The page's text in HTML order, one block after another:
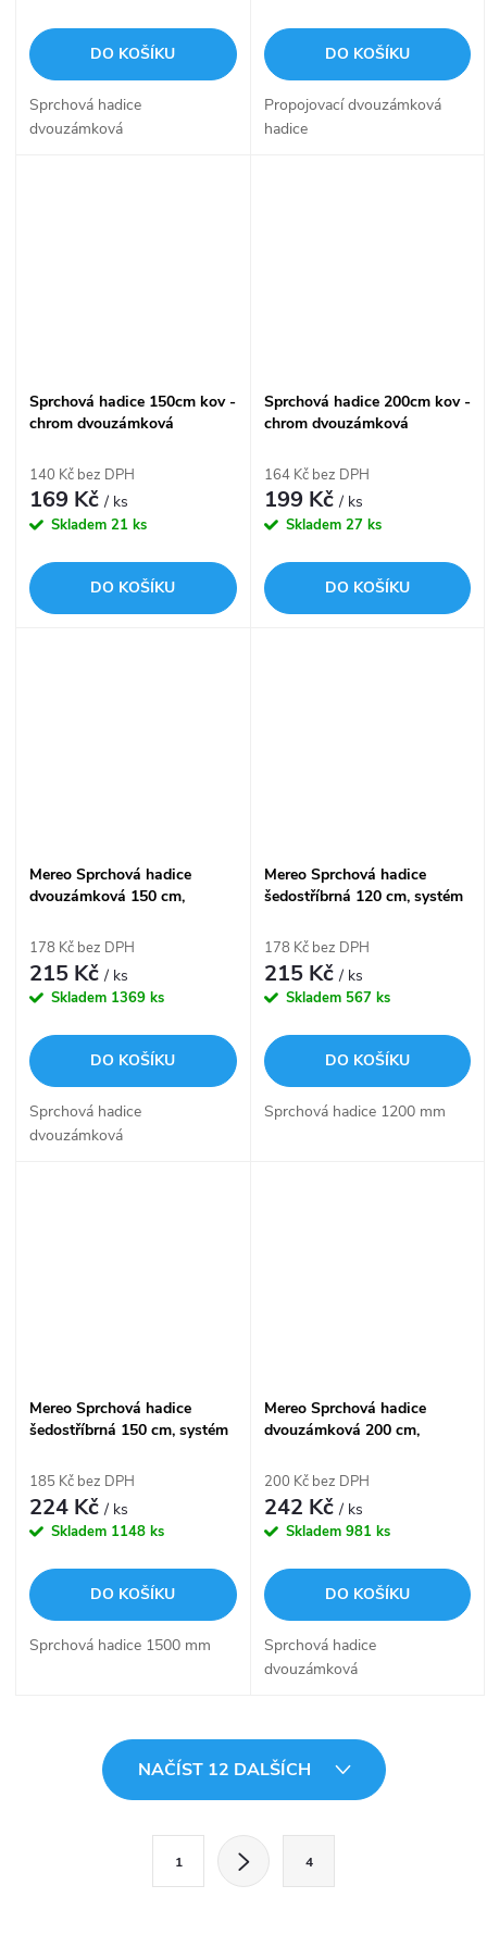
DO KOŠÍKU
Sprchová hadice
dvouzámková
DO KOŠÍKU
Propojovací dvouzámková
hadice
Sprchová hadice 150cm kov -
chrom dvouzámková
LAVILLA
140 Kč bez DPH
169 Kč/ ks
Skladem 21 ks
DO KOŠÍKU
Sprchová hadice 200cm kov -
chrom dvouzámková
superpevná LAVILLA
164 Kč bez DPH
199 Kč/ ks
Skladem 27 ks
DO KOŠÍKU
Mereo Sprchová hadice
dvouzámková 150 cm,
překroucení, nerez
178 Kč bez DPH
215 Kč/ ks
Skladem 1369 ks
DO KOŠÍKU
Sprchová hadice
dvouzámková
Mereo Sprchová hadice
šedostříbrná 120 cm, systém
178 Kč bez DPH
215 Kč/ ks
Skladem 567 ks
DO KOŠÍKU
Sprchová hadice 1200 mm
Mereo Sprchová hadice
šedostříbrná 150 cm, systém
185 Kč bez DPH
224 Kč/ ks
Skladem 1148 ks
DO KOŠÍKU
Sprchová hadice 1500 mm
Mereo Sprchová hadice
dvouzámková 200 cm,
překroucení, nerez
200 Kč bez DPH
242 Kč/ ks
Skladem 981 ks
DO KOŠÍKU
Sprchová hadice
dvouzámková
NAČÍST 12 DALŠÍCH
1 4